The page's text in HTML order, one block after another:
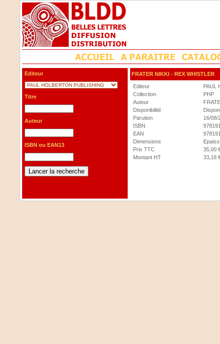
Editeur
Titre
Auteur
ISBN ou EAN13
FRATER NIKKI - REX WHISTLER
Editeur
PAUL
Collection
PHP
Auteur
Disponibilité
Parution
16/08/
ISBN
EAN
Dimensions
Prix TTC
35,00
Montant HT
33,18